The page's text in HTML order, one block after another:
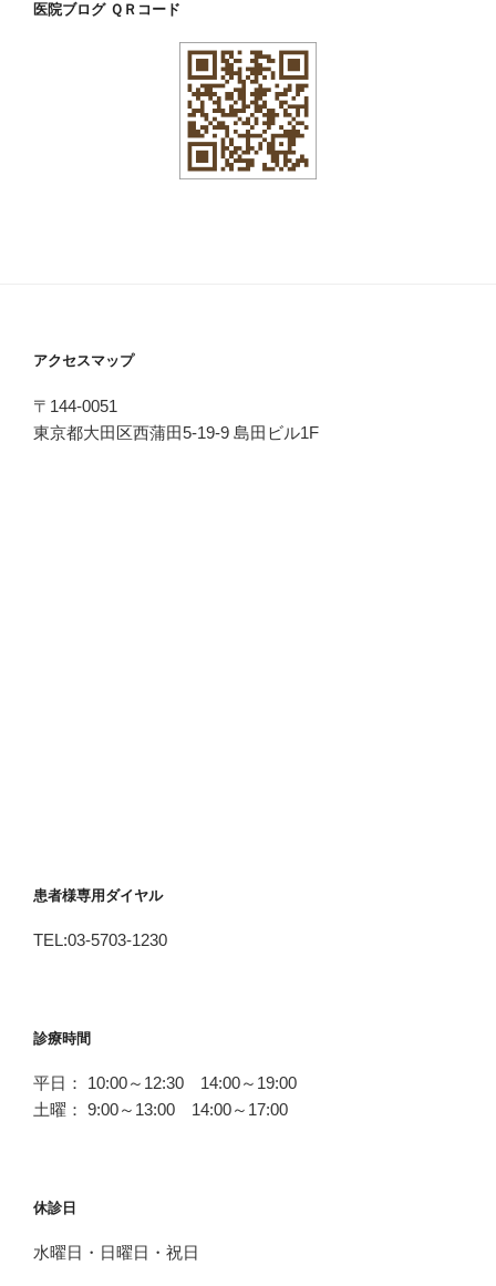
医院ブログ ＱＲコード
アクセスマップ
〒144-0051
東京都大田区西蒲田5-19-9 島田ビル1F
患者様専用ダイヤル
TEL:03-5703-1230
診療時間
平日： 10:00～12:30 14:00～19:00
土曜： 9:00～13:00 14:00～17:00
休診日
水曜日・日曜日・祝日